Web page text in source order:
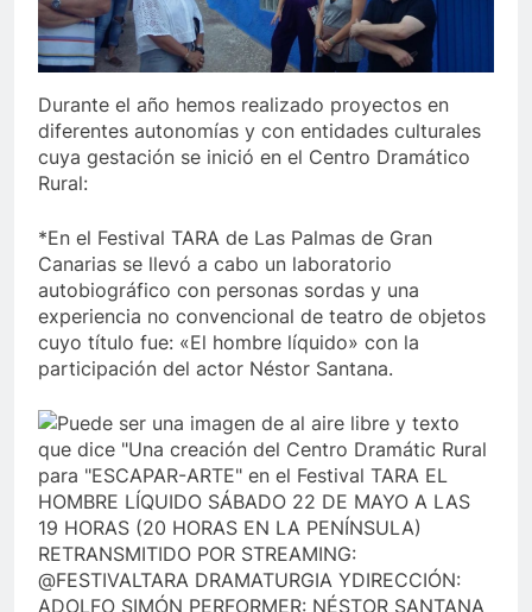
Durante el año hemos realizado proyectos en
diferentes autonomías y con entidades culturales
cuya gestación se inició en el Centro Dramático
Rural:
*En el Festival TARA de Las Palmas de Gran
Canarias se llevó a cabo un laboratorio
autobiográfico con personas sordas y una
experiencia no convencional de teatro de objetos
cuyo título fue: «El hombre líquido» con la
participación del actor Néstor Santana.